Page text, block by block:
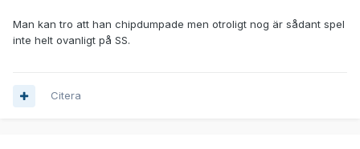
Man kan tro att han chipdumpade men otroligt nog är sådant spel
inte helt ovanligt på SS.
Citera